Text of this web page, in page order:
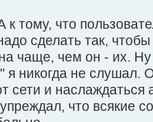
к тому, что
сделать так,
чаще, чем он - их. Ну
я никогда не слушал.
сети и
что всякие